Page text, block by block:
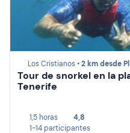
Los Cristianos •2 km desde
Tour de snorkel en la
Tenerife
1,5 horas
4,8
1-14 participantes